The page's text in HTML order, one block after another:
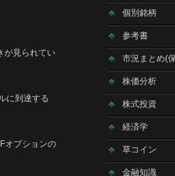
が見られてい
に到達する
オプションの
個別銘柄
参考書
市況まとめ(
株価分析
株式投資
経済学
草コイン
金融知識